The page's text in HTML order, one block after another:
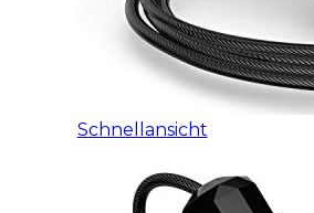
Schnellansicht